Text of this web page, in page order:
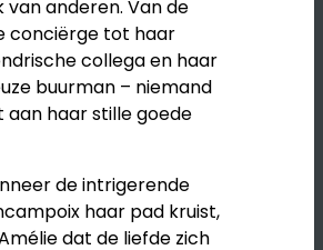
van anderen. Van de
conciërge tot haar
collega en haar
buurman – niemand
haar stille goede
de intrigerende
haar pad kruist,
dat de liefde zich